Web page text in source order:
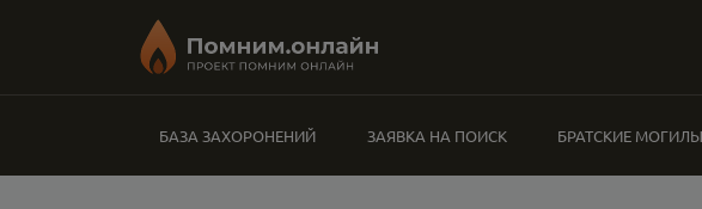
БАЗА ЗАХОРОНЕНИЙ ЗАЯВКА НА ПОИСК БРАТСКИЕ МОГИЛЫ